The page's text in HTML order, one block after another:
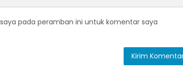
pada peramban ini untuk komentar saya